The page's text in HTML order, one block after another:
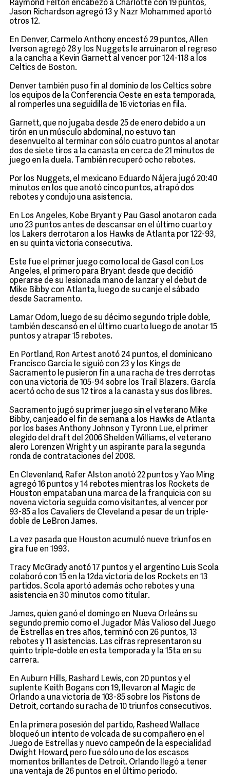
Raymond Felton encabezó a Charlotte con 19 puntos,
Jason Richardson agregó 13 y Nazr Mohammed aportó
otros 12.
En Denver, Carmelo Anthony encestó 29 puntos, Allen
Iverson agregó 28 y los Nuggets le arruinaron el regreso
a la cancha a Kevin Garnett al vencer por 124-118 a los
Celtics de Boston.
Denver también puso fin al dominio de los Celtics sobre
los equipos de la Conferencia Oeste en esta temporada,
al romperles una seguidilla de 16 victorias en fila.
Garnett, que no jugaba desde 25 de enero debido a un
tirón en un músculo abdominal, no estuvo tan
desenvuelto al terminar con sólo cuatro puntos al anotar
dos de siete tiros a la canasta en cerca de 21 minutos de
juego en la duela. También recuperó ocho rebotes.
Por los Nuggets, el mexicano Eduardo Nájera jugó 20:40
minutos en los que anotó cinco puntos, atrapó dos
rebotes y condujo una asistencia.
En Los Angeles, Kobe Bryant y Pau Gasol anotaron cada
uno 23 puntos antes de descansar en el último cuarto y
los Lakers derrotaron a los Hawks de Atlanta por 122-93,
en su quinta victoria consecutiva.
Este fue el primer juego como local de Gasol con Los
Angeles, el primero para Bryant desde que decidió
operarse de su lesionada mano de lanzar y el debut de
Mike Bibby con Atlanta, luego de su canje el sábado
desde Sacramento.
Lamar Odom, luego de su décimo segundo triple doble,
también descansó en el último cuarto luego de anotar 15
puntos y atrapar 15 rebotes.
En Portland, Ron Artest anotó 24 puntos, el dominicano
Francisco García le siguió con 23 y los Kings de
Sacramento le pusieron fin a una racha de tres derrotas
con una victoria de 105-94 sobre los Trail Blazers. García
acertó ocho de sus 12 tiros a la canasta y sus dos libres.
Sacramento jugó su primer juego sin el veterano Mike
Bibby, canjeado el fin de semana a los Hawks de Atlanta
por los bases Anthony Johnson y Tyronn Lue, el primer
elegido del draft del 2006 Shelden Williams, el veterano
alero Lorenzen Wright y un aspirante para la segunda
ronda de contrataciones del 2008.
En Clevenland, Rafer Alston anotó 22 puntos y Yao Ming
agregó 16 puntos y 14 rebotes mientras los Rockets de
Houston empataban una marca de la franquicia con su
novena victoria seguida como visitantes, al vencer por
93-85 a los Cavaliers de Cleveland a pesar de un triple-
doble de LeBron James.
La vez pasada que Houston acumuló nueve triunfos en
gira fue en 1993.
Tracy McGrady anotó 17 puntos y el argentino Luis Scola
colaboró con 15 en la 12da victoria de los Rockets en 13
partidos. Scola aportó además ocho rebotes y una
asistencia en 30 minutos como titular.
James, quien ganó el domingo en Nueva Orleáns su
segundo premio como el Jugador Más Valioso del Juego
de Estrellas en tres años, terminó con 26 puntos, 13
rebotes y 11 asistencias. Las cifras representaron su
quinto triple-doble en esta temporada y la 15ta en su
carrera.
En Auburn Hills, Rashard Lewis, con 20 puntos y el
suplente Keith Bogans con 19, llevaron al Magic de
Orlando a una victoria de 103-85 sobre los Pistons de
Detroit, cortando su racha de 10 triunfos consecutivos.
En la primera posesión del partido, Rasheed Wallace
bloqueó un intento de volcada de su compañero en el
Juego de Estrellas y nuevo campeón de la especialidad
Dwight Howard, pero fue sólo uno de los escasos
momentos brillantes de Detroit. Orlando llegó a tener
una ventaja de 26 puntos en el último periodo.